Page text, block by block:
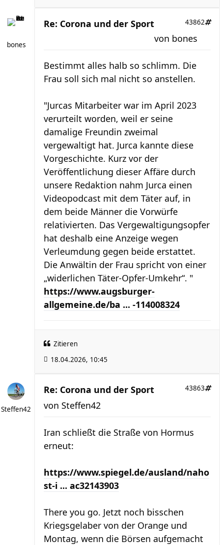
bones
Re: Corona und der Sport 43862
von bones
Bestimmt alles halb so schlimm. Die
Frau soll sich mal nicht so anstellen.
"Jurcas Mitarbeiter war im April 2023
verurteilt worden, weil er seine
damalige Freundin zweimal
vergewaltigt hat. Jurca kannte diese
Vorgeschichte. Kurz vor der
Veröffentlichung dieser Affäre durch
unsere Redaktion nahm Jurca einen
Videopodcast mit dem Täter auf, in
dem beide Männer die Vorwürfe
relativierten. Das Vergewaltigungsopfer
hat deshalb eine Anzeige wegen
Verleumdung gegen beide erstattet.
Die Anwältin der Frau spricht von einer
„widerlichen Täter-Opfer-Umkehr“. "
https://www.augsburger-
allgemeine.de/ba ... -114008324
Zitieren
18.04.2026, 10:45
Steffen42
Re: Corona und der Sport 43863
von Steffen42
Iran schließt die Straße von Hormus
erneut:
https://www.spiegel.de/ausland/naho
st-i ... ac32143903
There you go. Jetzt noch bisschen
Kriegsgelaber von der Orange und
Montag, wenn die Börsen aufgemacht